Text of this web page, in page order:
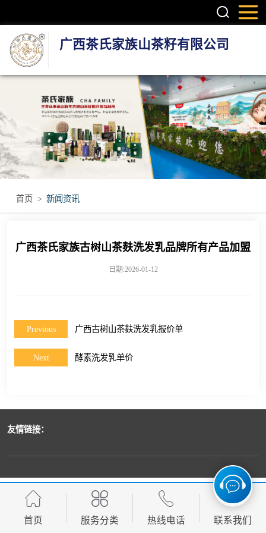
广西茶氏家族山茶籽有限公司
首页 > 新闻资讯
广西茶氏家族古树山茶麸洗发乳品牌所有产品加盟
日期:2026-01-12
Previous 广西古树山茶麸洗发乳报价单
Next 酵素洗发乳单价
友情链接：
首页 服务分类 热线电话 联系我们
护肤系列产品
疼痛调理产品
无烟艾灸产品
瑶浴瑶茶产品